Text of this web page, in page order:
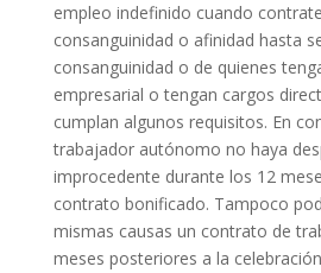
empleo indefinido cuando
consanguinidad o afinidad hasta
consanguinidad o de quienes
empresarial o tengan cargos
cumplan algunos requisitos. En
trabajador autónomo no haya
improcedente durante los 12
contrato bonificado. Tampoco
mismas causas un contrato de
meses posteriores a la